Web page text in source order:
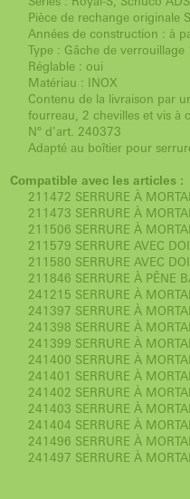
Pièce de rechange originale
Années de construction : à
Type : Gâche de verrouillage
Réglable : oui
Matériau : INOX
Contenu de la livraison par
fourreau, 2 chevilles et vis à
N° d'art. 240373
Adapté au boîtier pour
Compatible avec les articles :
211472 SERRURE À
211473 SERRURE À
211506 SERRURE À
211579 SERRURE AVEC
211580 SERRURE AVEC
211846 SERRURE À PÊNE
241215 SERRURE À
241397 SERRURE À
241398 SERRURE À
241399 SERRURE À
241400 SERRURE À
241401 SERRURE À
241402 SERRURE À
241403 SERRURE À
241404 SERRURE À
241496 SERRURE À
241497 SERRURE À